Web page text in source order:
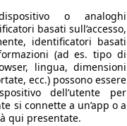
o analoghi
basati sull’accesso,
identificatori basati
(ad es. tipo di
lingua, dimensioni
ecc.) possono essere
dell’utente per
si connette a un’app o a
qui presentate.